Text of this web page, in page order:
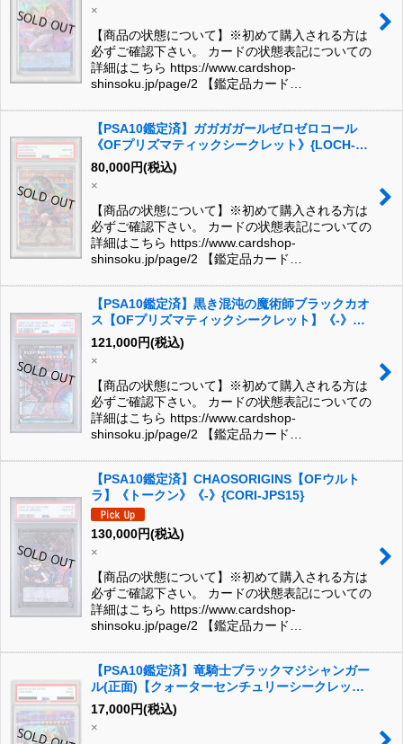
×
【商品の状態について】※初めて購入される方は
必ずご確認下さい。 カードの状態表記についての
詳細はこちら https://www.cardshop-
shinsoku.jp/page/2 【鑑定品カード…
【PSA10鑑定済】ガガガガールゼロゼロコール
《OFプリズマティックシークレット》{LOCH-
JP012}
80,000円(税込)
×
【商品の状態について】※初めて購入される方は
必ずご確認下さい。 カードの状態表記についての
詳細はこちら https://www.cardshop-
shinsoku.jp/page/2 【鑑定品カード…
【PSA10鑑定済】黒き混沌の魔術師ブラックカオ
ス【OFプリズマティックシークレット】《-》
{CORI-JP027}
121,000円(税込)
×
【商品の状態について】※初めて購入される方は
必ずご確認下さい。 カードの状態表記についての
詳細はこちら https://www.cardshop-
shinsoku.jp/page/2 【鑑定品カード…
【PSA10鑑定済】CHAOSORIGINS【OFウルト
ラ】《トークン》《-》{CORI-JPS15}
130,000円(税込)
×
【商品の状態について】※初めて購入される方は
必ずご確認下さい。 カードの状態表記についての
詳細はこちら https://www.cardshop-
shinsoku.jp/page/2 【鑑定品カード…
【PSA10鑑定済】竜騎士ブラックマジシャンガー
ル(正面)【クォーターセンチュリーシークレッ
ト】《クォーターセンチュリーシークレット》
{QCAC-JP020}
17,000円(税込)
×